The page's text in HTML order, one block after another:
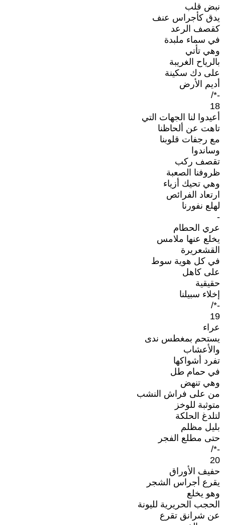
نبض قلب
يدق كأجراس عنف
كقصف الرعد
في سماء ملبدة
وهي تأتي
بالرياح الغريبة
على دك سكينة
أديم الأرض
-*/
18
أعيدوا لنا الجهات التي
تاهت عن ألحاظنا
مع رجفات قلوبنا
وساندوا
تقصف ركب
ظروفنا الصعبة
وهي تحيك أزياء
ارتعاد الفرائص
لهلع نفورنا
-
عري الحطام
يخلع عنها ملامس
القشعريرة
في كل هوية سوط
على كاهل
حقيقية
إخلاء سبيلنا
-*/
19
عراء
يستحم بمغطس ندى
والأعشاب
تفرد أشواكها
في حمام طل
وهي تنهض
من على فراش النشب
متوثبة للوخز
لتلدغ الحلكة
بليل مظلم
حتى مطلع الفجر
-*/
20
حفيف الأوراق
يقرع أجراس الشجر
وهو يخلع
الحجب الحريرية لليونة
عن شرانق تقرع